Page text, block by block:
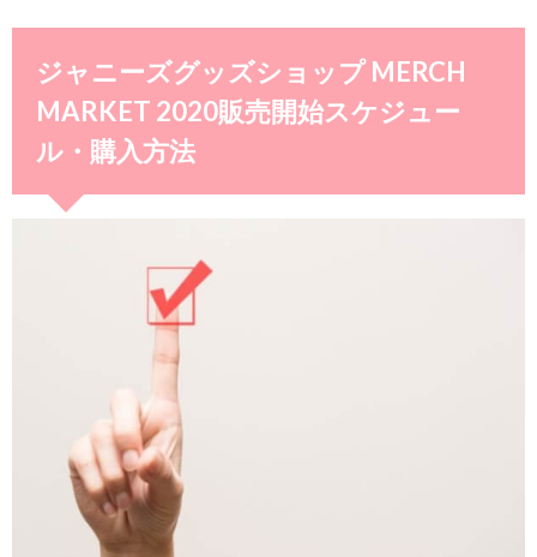
ジャニーズグッズショップ MERCH
MARKET 2020販売開始スケジュー
ル・購入方法